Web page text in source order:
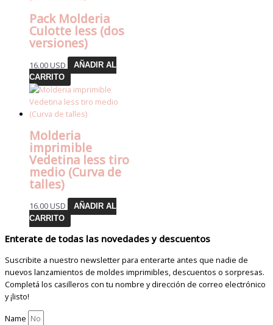
Pack Molderia
Culotte less (dos
versiones)
16.00 USD
AÑADIR AL
CARRITO
Molderia
imprimible
Vedetina less tiro
medio (Curva de
talles)
16.00 USD
AÑADIR AL
CARRITO
Enterate de todas las novedades y descuentos
Suscribite a nuestro newsletter para enterarte antes que nadie de
nuevos lanzamientos de moldes imprimibles, descuentos o sorpresas.
Completá los casilleros con tu nombre y dirección de correo electrónico
y ¡listo!
Name